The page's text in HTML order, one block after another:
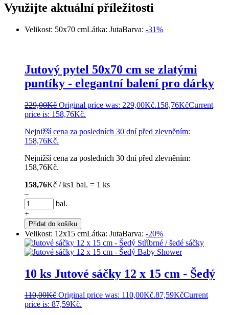
Využijte aktuální příležitosti
Velikost: 50x70 cmLátka: JutaBarva: -31%
Jutový pytel 50x70 cm se zlatými
puntíky - elegantní balení pro dárky
229,00Kč Original price was: 229,00Kč.158,76KčCurrent
price is: 158,76Kč.
Nejnižší cena za posledních 30 dní před zlevněním:
158,76Kč.
Nejnižší cena za posledních 30 dní před zlevněním:
158,76Kč.
158,76Kč / ks1 bal. = 1 ks
–
bal.
+
Přidat do košíku
Velikost: 12x15 cmLátka: JutaBarva: -20%
10 ks Jutové sáčky 12 x 15 cm - Šedý
110,00Kč Original price was: 110,00Kč.87,59KčCurrent
price is: 87,59Kč.